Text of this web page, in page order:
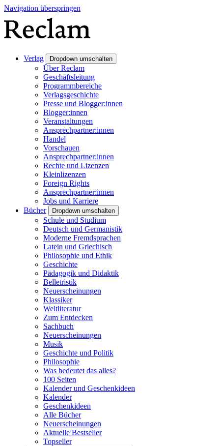
Navigation überspringen
Verlag Dropdown umschalten
Über Reclam
Geschäftsleitung
Programmbereiche
Verlagsgeschichte
Presse und Blogger:innen
Blogger:innen
Veranstaltungen
Ansprechpartner:innen
Handel
Vorschauen
Ansprechpartner:innen
Rechte und Lizenzen
Kleinlizenzen
Foreign Rights
Ansprechpartner:innen
Jobs und Karriere
Bücher
Dropdown umschalten
Schule und Studium
Deutsch und Germanistik
Moderne Fremdsprachen
Latein und Griechisch
Philosophie und Ethik
Geschichte
Pädagogik und Didaktik
Belletristik
Neuerscheinungen
Klassiker
Weltliteratur
Zum Entdecken
Sachbuch
Neuerscheinungen
Musik
Geschichte und Politik
Philosophie
Was bedeutet das alles?
100 Seiten
Kalender und Geschenkideen
Kalender
Geschenkideen
Alle Bücher
Neuerscheinungen
Aktuelle Bestseller
Topseller